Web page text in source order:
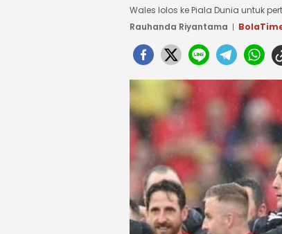
Wales lolos ke Piala Dunia untuk
Rauhanda Riyantama